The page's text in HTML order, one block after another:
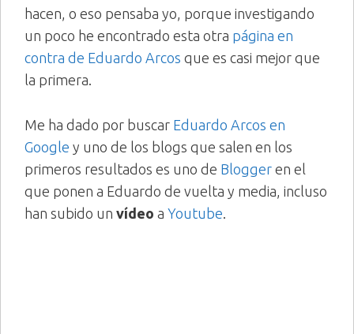
hacen, o eso pensaba yo, porque investigando
un poco he encontrado esta otra página en
contra de Eduardo Arcos que es casi mejor que
la primera.
Me ha dado por buscar Eduardo Arcos en
Google y uno de los blogs que salen en los
primeros resultados es uno de Blogger en el
que ponen a Eduardo de vuelta y media, incluso
han subido un vídeo a Youtube